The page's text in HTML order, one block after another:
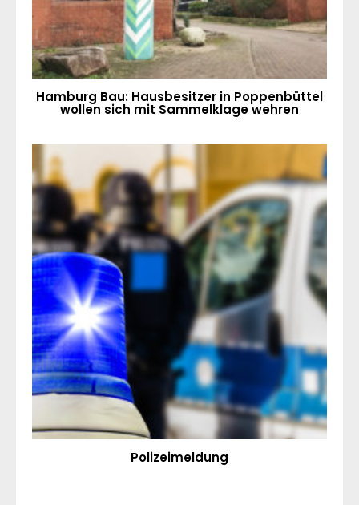
Hamburg Bau: Hausbesitzer in Poppenbüttel
wollen sich mit Sammelklage wehren
Polizeimeldung